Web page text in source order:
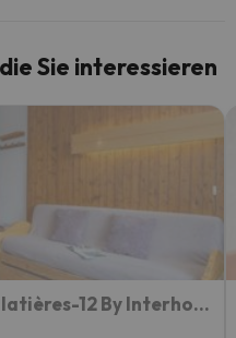
Sie interessieren
Apartment Les Grandes Platières-12 By Interhome